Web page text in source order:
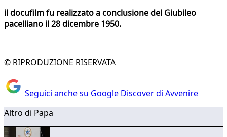
il docufilm fu realizzato a conclusione del Giubileo
pacelliano il 28 dicembre 1950.
© RIPRODUZIONE RISERVATA
Seguici anche su Google Discover di Avvenire
Altro di Papa